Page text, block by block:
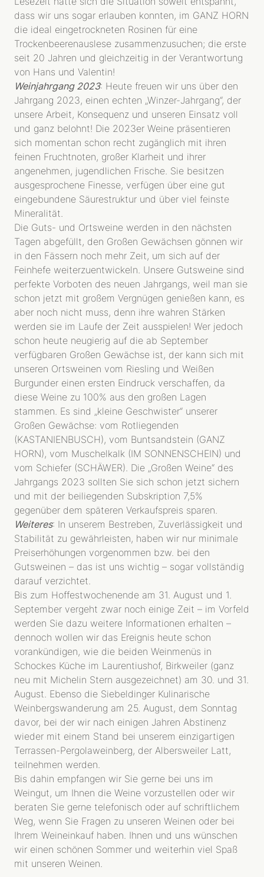
R-WEINE
SEKT
SHOP
BIBLIOTHEK
AKTUELLES
PRESSESTIMMEN
VERANSTALTUNGEN
dass wir uns sogar erlauben konnten, im GANZ HORN
die ideal eingetrockneten Rosinen für eine
Trockenbeerenauslese zusammenzusuchen; die erste
seit 20 Jahren und gleichzeitig in der Verantwortung
von Hans und Valentin!
Weinjahrgang 2023: Heute freuen wir uns über den
Jahrgang 2023, einen echten „Winzer-Jahrgang“, der
unsere Arbeit, Konsequenz und unseren Einsatz voll
und ganz belohnt! Die 2023er Weine präsentieren
sich momentan schon recht zugänglich mit ihren
feinen Fruchtnoten, großer Klarheit und ihrer
angenehmen, jugendlichen Frische. Sie besitzen
ausgesprochene Finesse, verfügen über eine gut
eingebundene Säurestruktur und über viel feinste
Mineralität.
Die Guts- und Ortsweine werden in den nächsten
Tagen abgefüllt, den Großen Gewächsen gönnen wir
in den Fässern noch mehr Zeit, um sich auf der
Feinhefe weiterzuentwickeln. Unsere Gutsweine sind
perfekte Vorboten des neuen Jahrgangs, weil man sie
schon jetzt mit großem Vergnügen genießen kann, es
aber noch nicht muss, denn ihre wahren Stärken
werden sie im Laufe der Zeit ausspielen! Wer jedoch
schon heute neugierig auf die ab September
verfügbaren Großen Gewächse ist, der kann sich mit
unseren Ortsweinen vom Riesling und Weißen
Burgunder einen ersten Eindruck verschaffen, da
diese Weine zu 100% aus den großen Lagen
stammen. Es sind „kleine Geschwister“ unserer
Großen Gewächse: vom Rotliegenden
(KASTANIENBUSCH), vom Buntsandstein (GANZ
HORN), vom Muschelkalk (IM SONNENSCHEIN) und
vom Schiefer (SCHÄWER). Die „Großen Weine“ des
Jahrgangs 2023 sollten Sie sich schon jetzt sichern
und mit der beiliegenden Subskription 7,5%
gegenüber dem späteren Verkaufspreis sparen.
Weiteres: In unserem Bestreben, Zuverlässigkeit und
Stabilität zu gewährleisten, haben wir nur minimale
Preiserhöhungen vorgenommen bzw. bei den
Gutsweinen – das ist uns wichtig – sogar vollständig
darauf verzichtet.
Bis zum Hoffestwochenende am 31. August und 1.
September vergeht zwar noch einige Zeit – im Vorfeld
werden Sie dazu weitere Informationen erhalten –
dennoch wollen wir das Ereignis heute schon
vorankündigen, wie die beiden Weinmenüs in
Schockes Küche im Laurentiushof, Birkweiler (ganz
neu mit Michelin Stern ausgezeichnet) am 30. und 31.
August. Ebenso die Siebeldinger Kulinarische
Weinbergswanderung am 25. August, dem Sonntag
davor, bei der wir nach einigen Jahren Abstinenz
wieder mit einem Stand bei unserem einzigartigen
Terrassen-Pergolaweinberg, der Albersweiler Latt,
teilnehmen werden.
Bis dahin empfangen wir Sie gerne bei uns im
Weingut, um Ihnen die Weine vorzustellen oder wir
beraten Sie gerne telefonisch oder auf schriftlichem
Weg, wenn Sie Fragen zu unseren Weinen oder bei
Ihrem Weineinkauf haben. Ihnen und uns wünschen
wir einen schönen Sommer und weiterhin viel Spaß
mit unseren Weinen.